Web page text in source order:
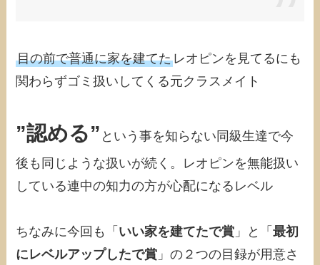
目の前で普通に家を建てたレオピンを見てるにも
関わらずゴミ扱いしてくる元クラスメイト
”認める” という事を知らない同級生達で今
後も同じような扱いが続く。レオピンを無能扱い
している連中の知力の方が心配になるレベル
ちなみに今回も「 いい家を建てたで賞 」と「最初
にレベルアップしたで賞 」の２つの目録が用意さ